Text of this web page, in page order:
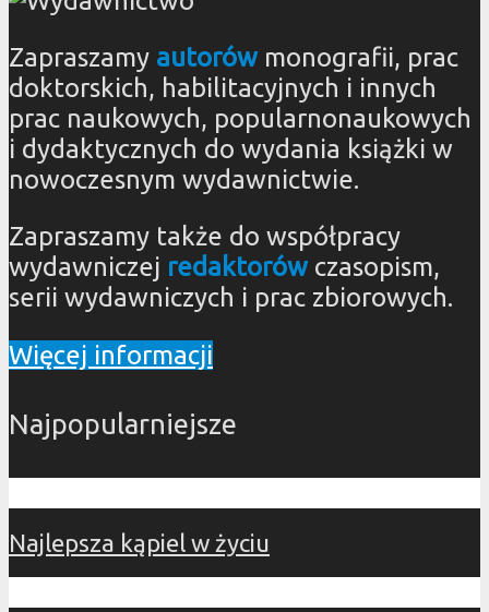
Zapraszamy autorówmonografii, prac
doktorskich, habilitacyjnych i innych
prac naukowych, popularnonaukowych
i dydaktycznych do wydania książki w
nowoczesnym wydawnictwie.
Zapraszamy także do współpracy
wydawniczej redaktorówczasopism,
serii wydawniczych i prac zbiorowych.
Więcej informacji
Najpopularniejsze
Najlepsza kąpiel w życiu